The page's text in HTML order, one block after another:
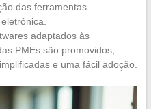
das ferramentas
adaptados às
PMEs são promovidos,
e uma fácil adoção.